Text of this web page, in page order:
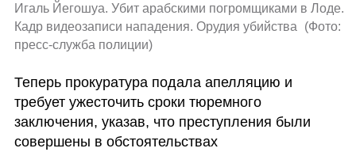
Игаль Йегошуа. Убит арабскими погромщиками в Лоде.
Кадр видеозаписи нападения. Орудия убийства
(Фото:
пресс-служба полиции)
Теперь прокуратура подала апелляцию и
требует ужесточить сроки тюремного
заключения, указав, что преступления были
совершены в обстоятельствах